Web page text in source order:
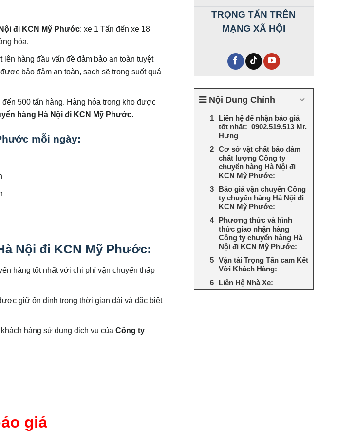
đi KCN Mỹ Phước: xe 1 Tấn đến xe 18
hóa.
hàng đầu vấn đề đảm bảo an toàn tuyệt
bảo đảm an toàn, sạch sẽ trong suốt quá
500 tấn hàng. Hàng hóa trong kho được
hàng Hà Nội đi KCN Mỹ Phước.
mỗi ngày:
Nội đi KCN Mỹ Phước:
hàng tốt nhất với chi phí vận chuyển thấp
giữ ổn định trong thời gian dài và đặc biệt
hàng sử dụng dịch vụ củaCông ty
giá
TRỌNG TẤN TRÊN
MẠNG XÃ HỘI
Nội Dung Chính
Liên hệ để nhận báo giá
tốt nhất: 0902.519.513 Mr.
Hưng
Cơ sở vật chất bảo đảm
chất lượng Công ty
chuyển hàng Hà Nội đi
KCN Mỹ Phước:
Báo giá vận chuyển Công
ty chuyển hàng Hà Nội đi
KCN Mỹ Phước:
Phương thức và hình
thức giao nhận hàng
Công ty chuyển hàng Hà
Nội đi KCN Mỹ Phước:
Vận tải Trọng Tấn cam Kết
Với Khách Hàng:
Liên Hệ Nhà Xe: